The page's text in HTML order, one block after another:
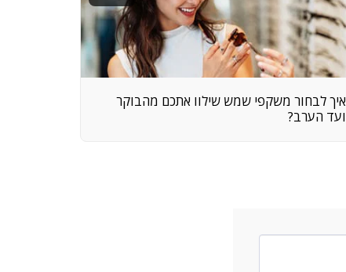
איך לבחור משקפי שמש שילוו אתכם מהבוקר
ועד הערב?